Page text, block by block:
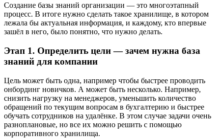
Создание базы знаний организации — это многоэтапный
процесс. В итоге нужно сделать такое хранилище, в котором
лежала бы актуальная информация, и каждому, кто впервые
зашёл в него, было понятно, что нужно делать.
Этап 1. Определить цели — зачем нужна база
знаний для компании
Цель может быть одна, например чтобы быстрее проводить
онбординг новичков. А может быть несколько. Например,
снизить нагрузку на менеджеров, уменьшить количество
обращений по текущим вопросам в бухгалтерию и быстрее
обучать сотрудников на удалёнке. В этом случае задачи очень
разноплановые, но все их можно решить с помощью
корпоративного хранилища.